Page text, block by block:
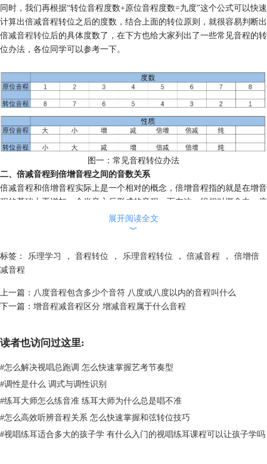
同时，我们再根据“转位音程度数+原位音程度数=九度”这个公式可以快速
计算出倍减音程转位之后的度数，结合上面的转位原则，就很容易判断出
倍减音程转位后的具体度数了，在下方也给大家列出了一些常见音程的转
位办法，各位同学可以参考一下。
图一：常见音程转位办法
二、倍减音程到倍增音程之间的音数关系
倍减音程和倍增音程实际上是一个相对的概念，倍增音程指的就是在增音
程的基础上再增加一个半音之后形成的音程，而在这一组相对概念中，倍
减音程和倍增音程也存在着一些联系，那就是在音数上的联系。
全音在乐理中用“1”来表示，而半音在乐理中则用“1\2”来表示。
四度的音数为1又1\2，也就是一个全音+一个半音的关系，而被增四度的
音数则为3又1\2，其他同度的倍增、倍减音程也都是如此，这样一来，当
我们知道每个倍增或倍减音程的音数时，就能够很快判断出另一个音程的
音数了。
实际上，这样的现象是由倍增、倍减音程的概念决定的，从纯音程减少一
展开阅读全文
︾
标签： 乐理学习 ， 音程转位 ， 乐理音程转位 ， 倍减音程 ，
倍增倍
减音程
上一篇： 八度音程包含多少个音符 八度或八度以内的音程叫什么
下一篇： 增音程减音程区分 增减音程属于什么音程
读者也访问过这里:
#怎么解决视唱总跑调 怎么快速掌握艺考节奏型
#调性是什么 调式与调性识别
#练耳大师怎么练音准 练耳大师为什么总是唱不准
#怎么高效听辨音程关系 怎么快速掌握和弦转位技巧
#视唱练耳适合多大的孩子学 有什么入门的视唱练耳课程可以让孩子学吗